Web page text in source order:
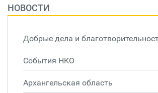
НОВОСТИ
Добрые дела и
События НКО
Архангельская область